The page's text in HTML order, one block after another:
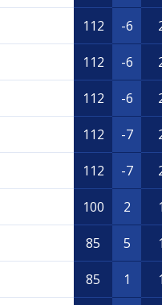
112 -6
112 -6
112 -6
112 -7
112 -7
100 2
85 5
85 1